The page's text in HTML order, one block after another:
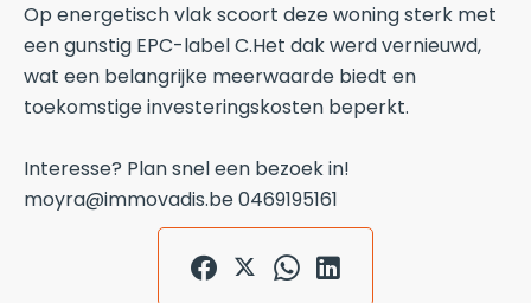
Op energetisch vlak scoort deze woning sterk met
een gunstig EPC-label C.Het dak werd vernieuwd,
wat een belangrijke meerwaarde biedt en
toekomstige investeringskosten beperkt.
Interesse? Plan snel een bezoek in!
moyra@immovadis.be 0469195161